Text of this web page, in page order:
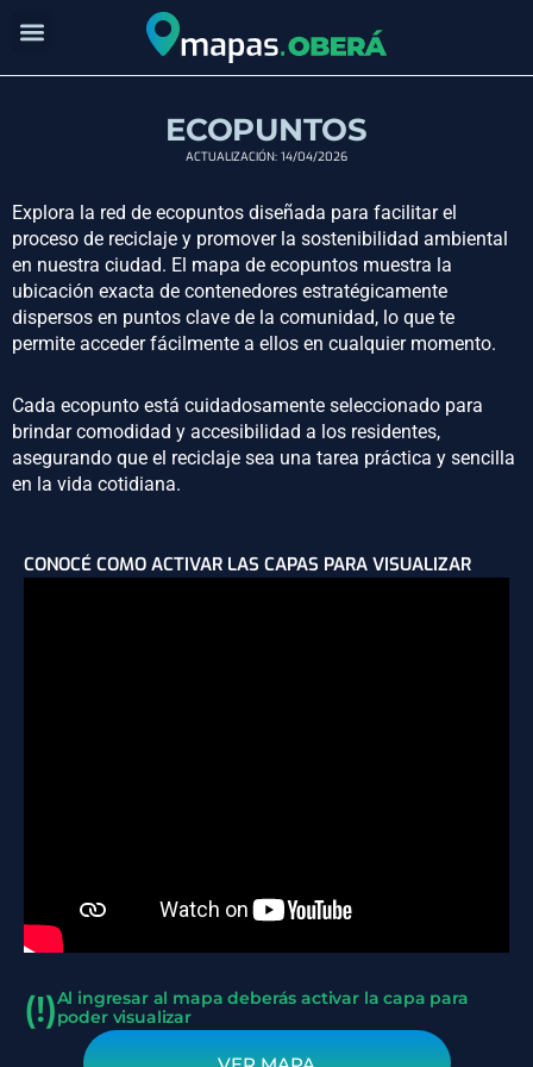
ECOPUNTOS
ACTUALIZACIÓN: 14/04/2026
Explora la red de ecopuntos diseñada para facilitar el
proceso de reciclaje y promover la sostenibilidad ambiental
en nuestra ciudad. El mapa de ecopuntos muestra la
ubicación exacta de contenedores estratégicamente
dispersos en puntos clave de la comunidad, lo que te
permite acceder fácilmente a ellos en cualquier momento.
Cada ecopunto está cuidadosamente seleccionado para
brindar comodidad y accesibilidad a los residentes,
asegurando que el reciclaje sea una tarea práctica y sencilla
en la vida cotidiana.
CONOCÉ COMO ACTIVAR LAS CAPAS PARA VISUALIZAR
(!)Al ingresar al mapa deberás activar la capa para
poder visualizar